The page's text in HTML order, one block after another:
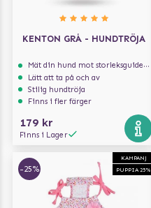
KENTON GRÅ - HUNDTRÖJA
Mät din hund mot storleksguiden för att få rätt storlek
Lätt att ta på och av
Stilig hundtröja
Finns i fler färger
179 kr
Finns i Lager
KAMPANJ
PUPPIA 25%
-25%